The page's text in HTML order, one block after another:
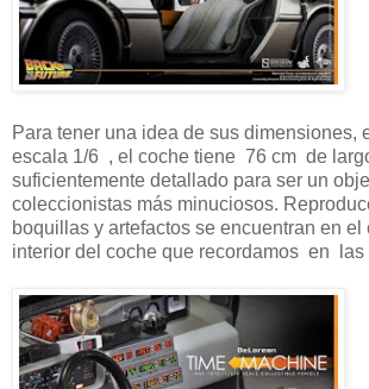
Para tener una idea de sus dimensiones,
escala 1/6 , el coche tiene 76 cm de
suficientemente detallado para ser un
coleccionistas más minuciosos.
boquillas y artefactos se encuentran en el
interior del coche que recordamos en las